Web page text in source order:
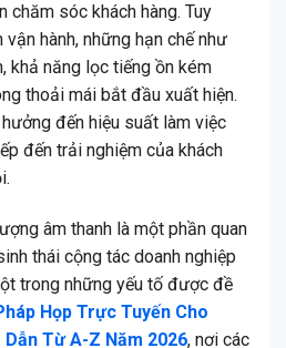
chăm sóc khách hàng. Tuy
hành, những hạn chế như
khả năng lọc tiếng ồn kém
thoải mái bắt đầu xuất hiện.
đến hiệu suất làm việc
đến trải nghiệm của khách
âm thanh là một phần quan
thái cộng tác doanh nghiệp
trong những yếu tố được đề
Họp Trực Tuyến Cho
Dẫn Từ A-Z Năm 2026, nơi các